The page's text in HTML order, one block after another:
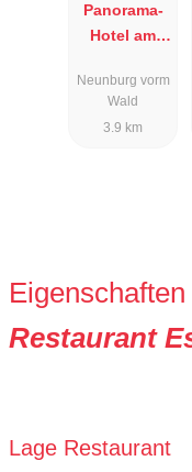
Panorama-
Hotel am
Neunburg vorm
Wald
3.9 km
Restaurant
Lage Restaurant